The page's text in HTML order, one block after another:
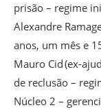
prisão – regime
Alexandre
anos, um mês e
Mauro Cid (ex-
de reclusão –
Núcleo 2 –